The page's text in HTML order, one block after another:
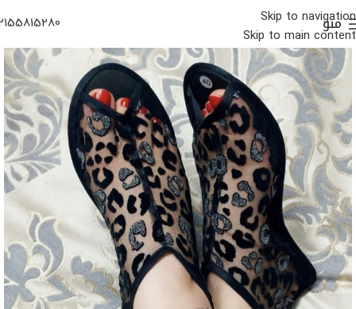
Skip to navigation
Skip to main content
منو